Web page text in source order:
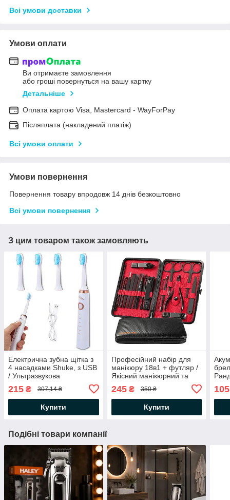
Всі умови доставки
Умови оплати
Ви отримаєте замовлення
або гроші повернуться на вашу картку
Детальніше
Оплата картою Visa, Mastercard - WayForPay
Післяплата (накладений платіж)
Всі умови оплати
Умови повернення
Повернення товару впродовж 14 днів безкоштовно
Всі умови повернення
З цим товаром також замовляють
Електрична зубна щітка з
4 насадками Shuke, з USB
/ Ультразвукова
акумуляторна щітка для
зубів
215 ₴ 307,14 ₴
Купити
Професійний набір для
манікюру 18в1 + футляр /
Якісний манікюрний та
245₴ 350 ₴
Купити
105
Подібні товари компанії